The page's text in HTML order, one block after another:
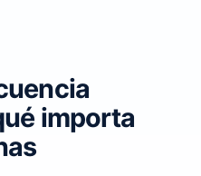
importa